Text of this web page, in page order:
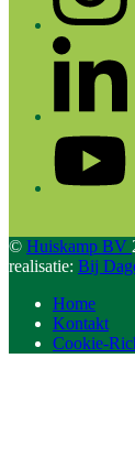
© Huiskamp BV
realisatie: Bij
Home
Kontakt
Cookie-